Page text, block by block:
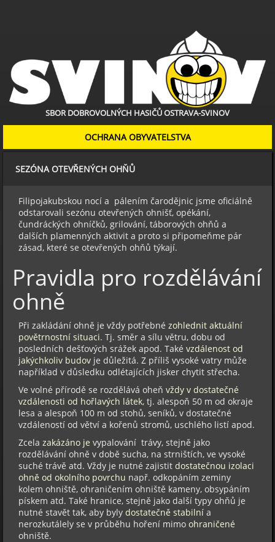
SBOR DOBROVOLNÝCH HASIČŮ OSTRAVA-SVINOV
OCHRANA OBYVATELSTVA
SEZÓNA OTEVŘENÝCH OHŇŮ
Filipojakubskou nocí a pálením čarodějnic jsme oficiálně
odstarovali sezónu otevřených ohnišť, opékání,
čundráckých ohníčků, grilování, táborových ohňů a
dalších plamenných aktivit a proto si připomeňme pár
zásad, které se otevřených ohňů týkají.
Pravidla pro rozdělávání
ohně
Při zakládání ohně je vždy potřebné zohlednit aktuální
povětrnostní situaci. Tj. směr a sílu větru, dobu od
posledních dešťových srážek apod. Také vzdálenost od
jakýchkoliv budov je důležitá. Z příliš vysoké vatry může
například v důsledku odlétajících jisker chytit střecha.
Ve volné přírodě se rozdělává oheň vždy v dostatečné
vzdálenosti od hořlavých látek, tj. alespoň 50 m od okraje
lesa a alespoň 100 m od stohů, seníků, v dostatečné
vzdáleností od větví a kořenů stromů, uschlého listí apod.
Zcela zakázáno je vypalování trávy, stejně jako
rozdělávání ohně v době sucha, na strništích, ve vysoké
suché trávě atd. Vždy je nutné zajistit dostatečnou izolaci
ohně od okolního povrchu např. odkopáním zeminy
kolem ohniště, ohraničením ohniště kameny, obsypáním
pískem atd. Také hranice, stejně jako další typy ohňů je
nutné stavět tak, aby byly dostatečně stabilní a
nerozkutálely se v průběhu hoření mimo ohraničené
ohniště.